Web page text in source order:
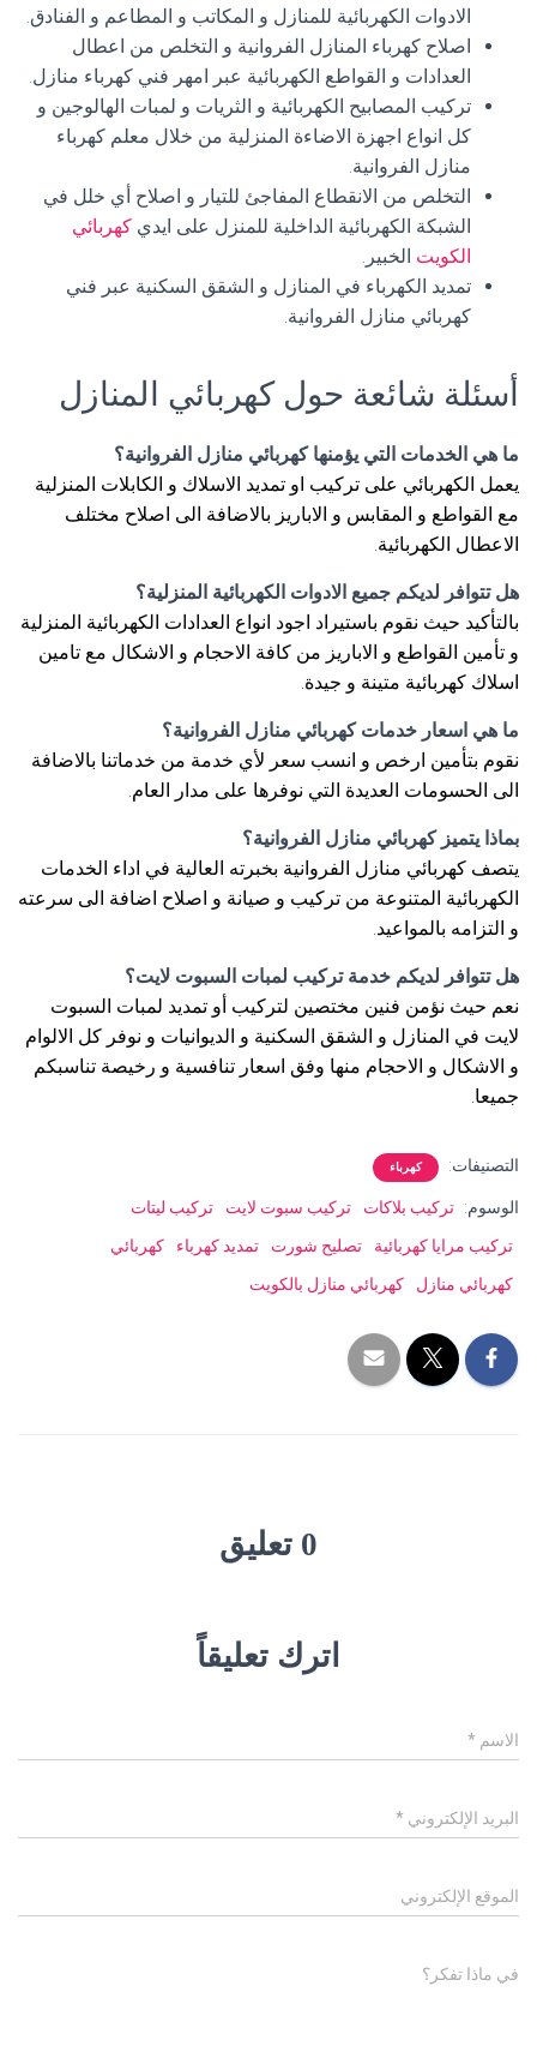
الادوات الكهربائية للمنازل و المكاتب و المطاعم و الفنادق.
اصلاح كهرباء المنازل الفروانية و التخلص من اعطال
العدادات و القواطع الكهربائية عبر امهر فني كهرباء منازل.
تركيب المصابيح الكهربائية و الثريات و لمبات الهالوجين و
كل انواع اجهزة الاضاءة المنزلية من خلال معلم كهرباء
منازل الفروانية.
التخلص من الانقطاع المفاجئ للتيار و اصلاح أي خلل في
الشبكة الكهربائية الداخلية للمنزل على ايدي كهربائي
الكويت الخبير.
تمديد الكهرباء في المنازل و الشقق السكنية عبر فني
كهربائي منازل الفروانية.
أسئلة شائعة حول كهربائي المنازل
ما هي الخدمات التي يؤمنها كهربائي منازل الفروانية؟
يعمل الكهربائي على تركيب او تمديد الاسلاك و الكابلات المنزلية
مع القواطع و المقابس و الاباريز بالاضافة الى اصلاح مختلف
الاعطال الكهربائية.
هل تتوافر لديكم جميع الادوات الكهربائية المنزلية؟
بالتأكيد حيث نقوم باستيراد اجود انواع العدادات الكهربائية المنزلية
و تأمين القواطع و الاباريز من كافة الاحجام و الاشكال مع تامين
اسلاك كهربائية متينة و جيدة.
ما هي اسعار خدمات كهربائي منازل الفروانية؟
نقوم بتأمين ارخص و انسب سعر لأي خدمة من خدماتنا بالاضافة
الى الحسومات العديدة التي نوفرها على مدار العام.
بماذا يتميز كهربائي منازل الفروانية؟
يتصف كهربائي منازل الفروانية بخبرته العالية في اداء الخدمات
الكهربائية المتنوعة من تركيب و صيانة و اصلاح اضافة الى سرعته
و التزامه بالمواعيد.
هل تتوافر لديكم خدمة تركيب لمبات السبوت لايت؟
نعم حيث نؤمن فنين مختصين لتركيب أو تمديد لمبات السبوت
لايت في المنازل و الشقق السكنية و الديوانيات و نوفر كل الالوام
و الاشكال و الاحجام منها وفق اسعار تنافسية و رخيصة تناسبكم
جميعا.
التصنيفات: كهرباء
الوسوم: تركيب بلاكات تركيب سبوت لايت
تركيب ليتات
تركيب مرايا كهربائية
تصليح شورت تمديد كهرباء
كهربائي
كهربائي منازل
كهربائي منازل بالكويت
0 تعليق
اترك تعليقاً
الاسم *
البريد الإلكتروني *
الموقع الإلكتروني
في ماذا تفكر؟